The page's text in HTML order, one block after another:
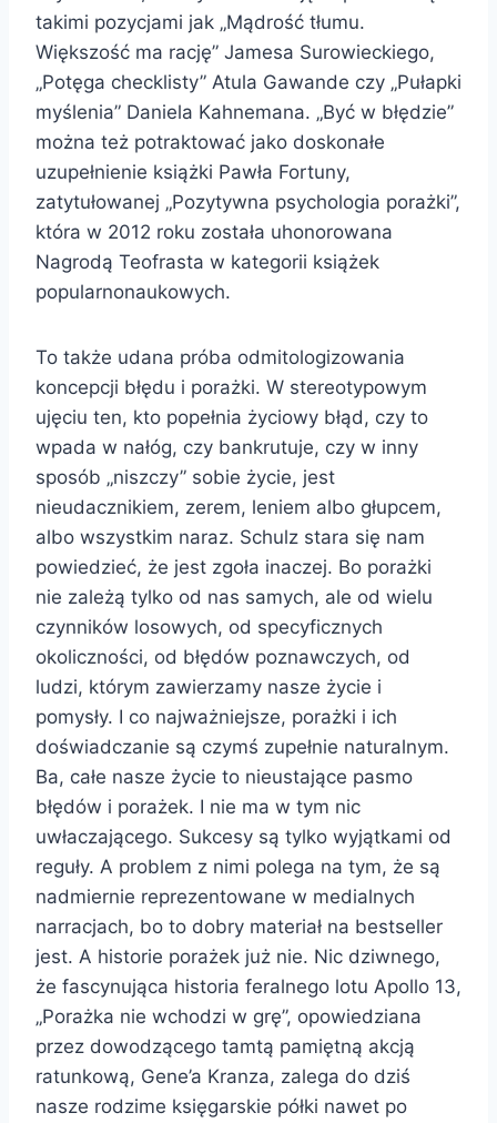
takimi pozycjami jak „Mądrość tłumu.
Większość ma rację” Jamesa Surowieckiego,
„Potęga checklisty” Atula Gawande czy „Pułapki
myślenia” Daniela Kahnemana. „Być w błędzie”
można też potraktować jako doskonałe
uzupełnienie książki Pawła Fortuny,
zatytułowanej „Pozytywna psychologia porażki”,
która w 2012 roku została uhonorowana
Nagrodą Teofrasta w kategorii książek
popularnonaukowych.
To także udana próba odmitologizowania
koncepcji błędu i porażki. W stereotypowym
ujęciu ten, kto popełnia życiowy błąd, czy to
wpada w nałóg, czy bankrutuje, czy w inny
sposób „niszczy” sobie życie, jest
nieudacznikiem, zerem, leniem albo głupcem,
albo wszystkim naraz. Schulz stara się nam
powiedzieć, że jest zgoła inaczej. Bo porażki
nie zależą tylko od nas samych, ale od wielu
czynników losowych, od specyficznych
okoliczności, od błędów poznawczych, od
ludzi, którym zawierzamy nasze życie i
pomysły. I co najważniejsze, porażki i ich
doświadczanie są czymś zupełnie naturalnym.
Ba, całe nasze życie to nieustające pasmo
błędów i porażek. I nie ma w tym nic
uwłaczającego. Sukcesy są tylko wyjątkami od
reguły. A problem z nimi polega na tym, że są
nadmiernie reprezentowane w medialnych
narracjach, bo to dobry materiał na bestseller
jest. A historie porażek już nie. Nic dziwnego,
że fascynująca historia feralnego lotu Apollo 13,
„Porażka nie wchodzi w grę”, opowiedziana
przez dowodzącego tamtą pamiętną akcją
ratunkową, Gene’a Kranza, zalega do dziś
nasze rodzime księgarskie półki nawet po